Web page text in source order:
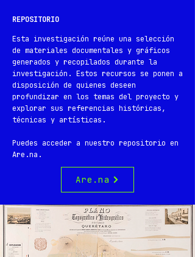
REPOSITORIO
Esta investigación reúne una selección
de materiales documentales y gráficos
generados y recopilados durante la
investigación. Estos recursos se ponen a
disposición de quienes deseen
profundizar en los temas del proyecto y
explorar sus referencias históricas,
técnicas y artísticas.
Puedes acceder a nuestro repositorio en
Are.na.
Are.na